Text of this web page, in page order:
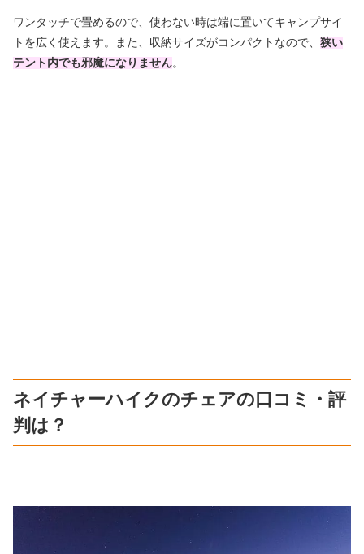
ワンタッチで畳めるので、使わない時は端に置いてキャンプサイ
トを広く使えます。また、収納サイズがコンパクトなので、 狭い
テント内でも邪魔になりません。
ネイチャーハイクのチェアの口コミ・評
判は？